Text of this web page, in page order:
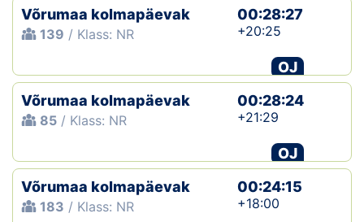
Võrumaa kolmapäevak
139 / Klass: NR
00:28:27
+20:25
OJ
Võrumaa kolmapäevak
85 / Klass: NR
00:28:24
+21:29
OJ
Võrumaa kolmapäevak
183 / Klass: NR
00:24:15
+18:00